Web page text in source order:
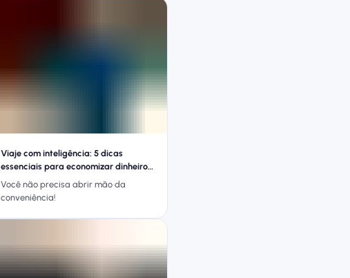
Viaje com inteligência: 5 dicas
essenciais para economizar dinheiro
em suas viagens
Você não precisa abrir mão da
conveniência!